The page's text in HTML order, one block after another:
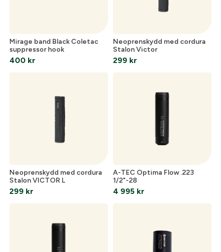
Mirage band Black Coletac
suppressor hook
400 kr
Neoprenskydd med cordura
Stalon Victor
299 kr
Neoprenskydd med cordura
Stalon VICTOR L
299 kr
A-TEC Optima Flow .223
1/2"-28
4 995 kr